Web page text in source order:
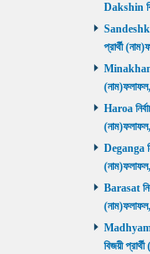
Dakshin
প্রার্থী
Minakhan
Haroa
Deganga
Barasat
বিজয়ী